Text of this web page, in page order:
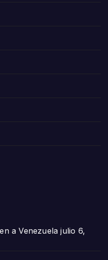
a Venezuela julio 6,